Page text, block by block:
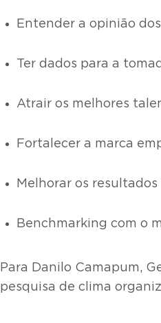
Entender a opinião
Ter dados para a
Atrair os melhores
Fortalecer a marca
Melhorar os
Benchmarking com o
Para Danilo Camapum,
pesquisa de clima